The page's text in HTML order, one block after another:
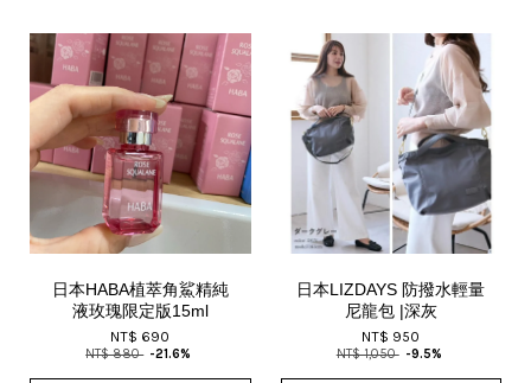
日本HABA植萃角鯊精純
液玫瑰限定版15ml
NT$ 690
NT$ 880 -21.6%
日本LIZDAYS 防撥水輕量
尼龍包 |深灰
NT$ 950
NT$ 1,050 -9.5%